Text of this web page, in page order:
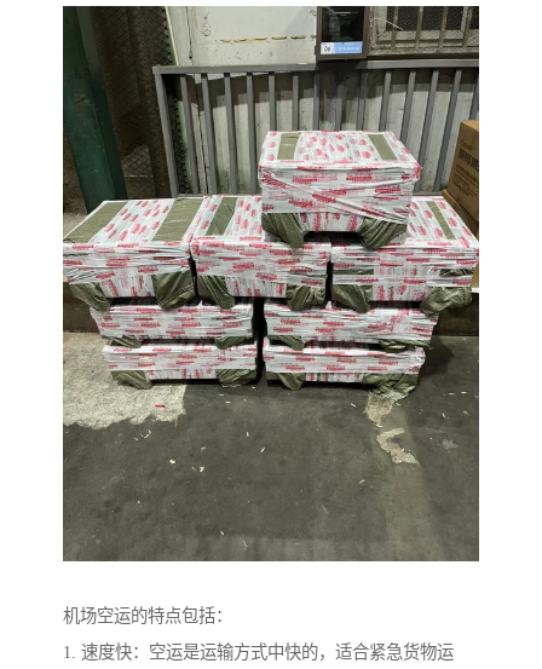
机场空运的特点包括：
1. 速度快：空运是运输方式中快的，适合紧急货物运